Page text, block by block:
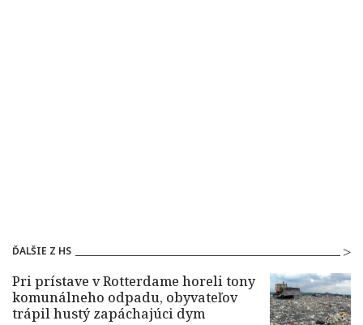
ĎALŠIE Z HS
Pri prístave v Rotterdame horeli tony
komunálneho odpadu, obyvateľov
trápil hustý zapáchajúci dym